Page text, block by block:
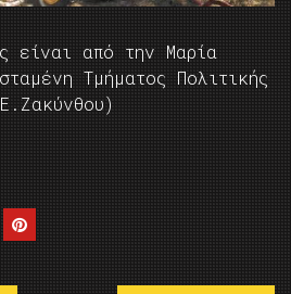
είναι από την Μαρία
Τμήματος Πολιτικής